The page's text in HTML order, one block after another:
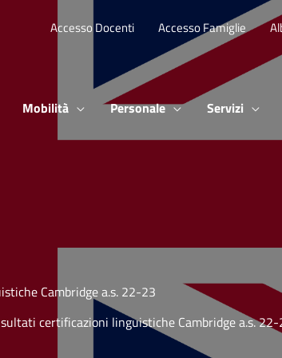
Accesso Docenti Accesso Famiglie
Mobilità Personale Servizi
Cambridge a.s. 22-23
certificazioni linguistiche Cambridge a.s.